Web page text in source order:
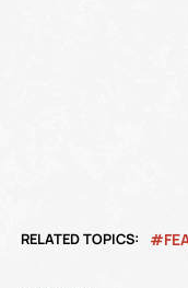
RELATED TOPICS: